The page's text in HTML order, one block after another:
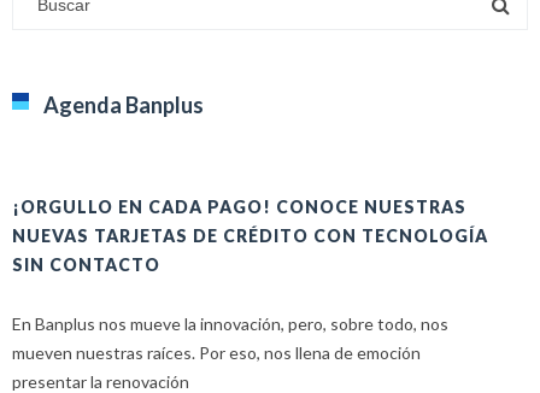
Agenda Banplus
¡ORGULLO EN CADA PAGO! CONOCE NUESTRAS
NUEVAS TARJETAS DE CRÉDITO CON TECNOLOGÍA
SIN CONTACTO
En Banplus nos mueve la innovación, pero, sobre todo, nos
mueven nuestras raíces. Por eso, nos llena de emoción
presentar la renovación